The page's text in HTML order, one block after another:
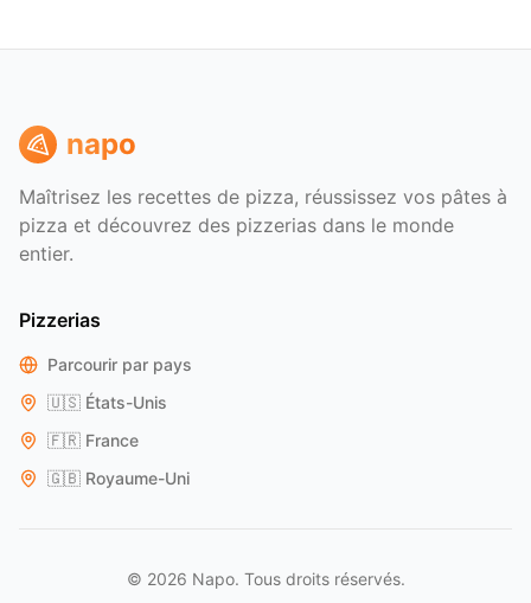
napo
Maîtrisez les recettes de pizza, réussissez vos pâtes à
pizza et découvrez des pizzerias dans le monde
entier.
Pizzerias
Parcourir par pays
🇺🇸 États-Unis
🇫🇷 France
🇬🇧 Royaume-Uni
© 2026 Napo. Tous droits réservés.